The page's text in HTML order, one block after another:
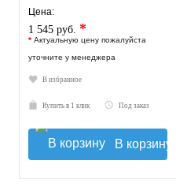
красный регулятор
Цена:
1 545 руб. *
* Актуальную цену пожалуйста
уточните у менеджера
В избранное
Купить в 1 клик Под заказ
В корзину